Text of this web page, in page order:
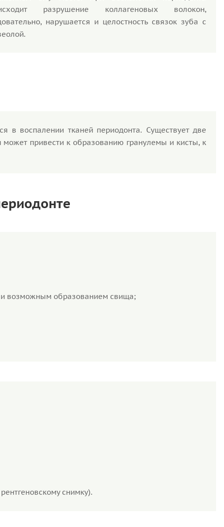
разрушение коллагеновых волокон,
нарушается и целостность связок зуба с
в воспалении тканей периодонта. Существует две
привести к образованию гранулемы и кисты, к
и возможным образованием свища;
снимку).